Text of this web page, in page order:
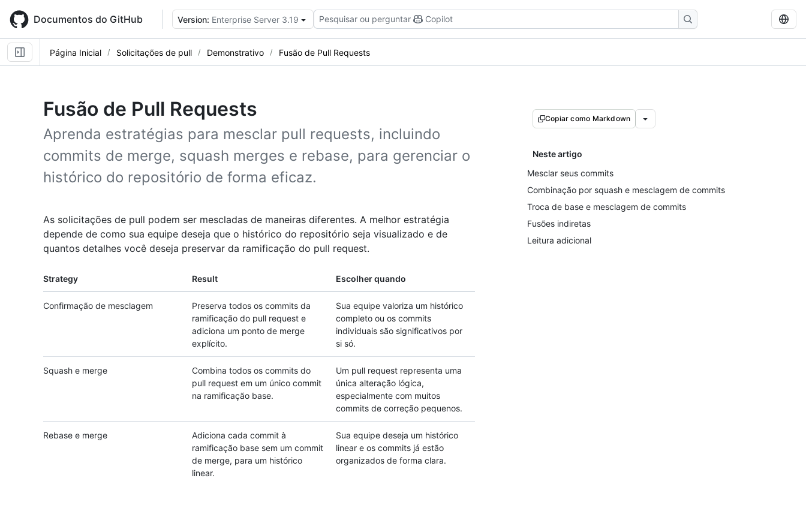
main
content
Documentos do GitHub Version: Enterprise Server 3.19 Pesquisar ou perguntar Copilot
Página Inicial Solicitações de pull Demonstrativo Fusão de Pull Requests
Fusão de Pull Requests
Aprenda estratégias para mesclar pull requests, incluindo
commits de merge, squash merges e rebase, para gerenciar o
histórico do repositório de forma eficaz.
Copiar como Markdown
Neste artigo
Mesclar seus commits
Combinação por squash e mesclagem de commits
Troca de base e mesclagem de commits
Fusões indiretas
Leitura adicional
As solicitações de pull podem ser mescladas de maneiras diferentes. A melhor estratégia
depende de como sua equipe deseja que o histórico do repositório seja visualizado e de
quantos detalhes você deseja preservar da ramificação do pull request.
Strategy Result Escolher quando
Confirmação de mesclagem
Preserva todos os commits da
ramificação do pull request e
adiciona um ponto de merge
explícito.
Sua equipe valoriza um histórico
completo ou os commits
individuais são significativos por
si só.
Squash e merge
Combina todos os commits do
pull request em um único commit
na ramificação base.
Um pull request representa uma
única alteração lógica,
especialmente com muitos
commits de correção pequenos.
Rebase e merge
Adiciona cada commit à
ramificação base sem um commit
de merge, para um histórico
linear.
Sua equipe deseja um histórico
linear e os commits já estão
organizados de forma clara.